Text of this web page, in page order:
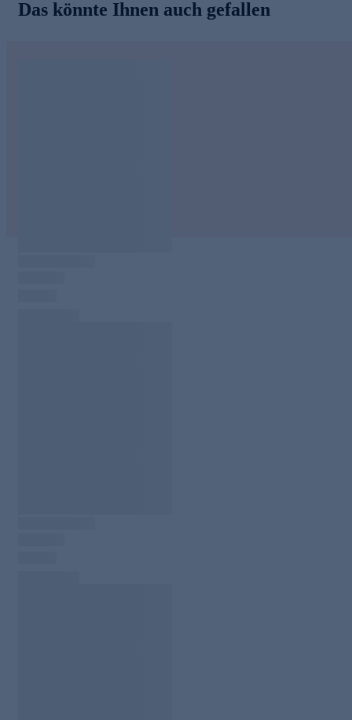
Das könnte Ihnen auch gefallen